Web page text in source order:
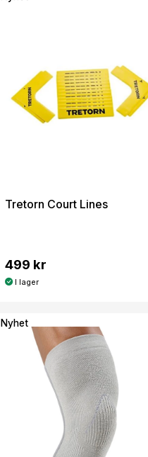
Tretorn Court Lines
499 kr
I lager
Nyhet